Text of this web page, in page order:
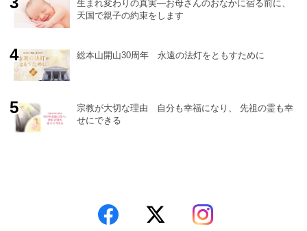
生まれ変わりの真実―お母さんのおなかに宿る前に、
天国で親子の約束をします
総本山開山30周年 永遠の法灯をともすために
宗教が大切な理由 自分も幸福になり、 先祖の霊も幸
せにできる